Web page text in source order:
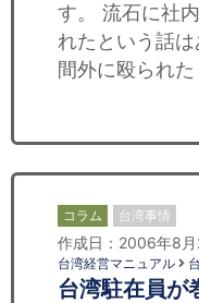
す。 流石に社
れたという話
間外に殴られ
コラム 台湾事情
作成日：2006年8月
台湾経営マニュアル
台湾駐在員が